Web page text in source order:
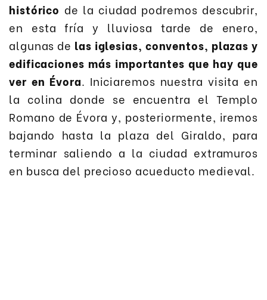
histórico de la ciudad podremos descubrir,
en esta fría y lluviosa tarde de enero,
algunas de las iglesias, conventos, plazas y
edificaciones más importantes que hay que
ver en Évora. Iniciaremos nuestra visita en
la colina donde se encuentra el Templo
Romano de Évora y, posteriormente, iremos
bajando hasta la plaza del Giraldo, para
terminar saliendo a la ciudad extramuros
en busca del precioso acueducto medieval.